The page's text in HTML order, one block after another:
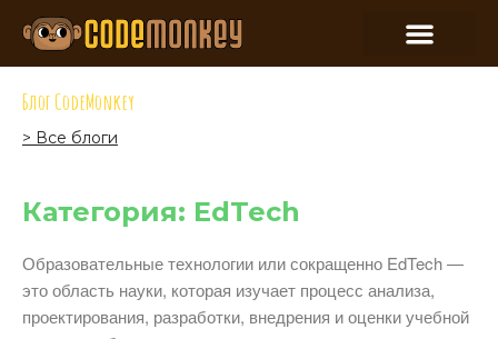
Блог CodeMonkey
> Все блоги
Категория: EdTech
Образовательные технологии или сокращенно EdTech —
это область науки, которая изучает процесс анализа,
проектирования, разработки, внедрения и оценки учебной